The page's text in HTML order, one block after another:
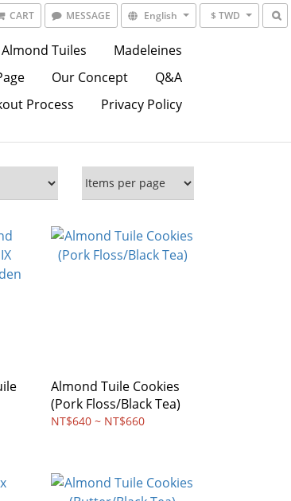
CART MESSAGE English $ TWD
Almond Tuiles
Madeleines
Our Concept
Q&A
Process Privacy Policy
Almond Tuile Cookies
(Pork Floss/Black Tea)
NT$640 ~ NT$660